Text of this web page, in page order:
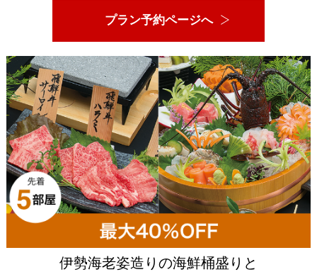
プラン予約ページへ
伊勢海老姿造りの海鮮桶盛りと